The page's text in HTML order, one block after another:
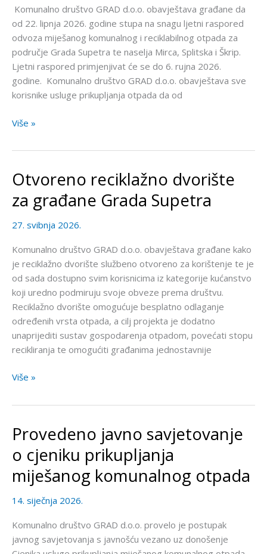
Komunalno društvo GRAD d.o.o. obavještava građane da
od 22. lipnja 2026. godine stupa na snagu ljetni raspored
odvoza miješanog komunalnog i reciklabilnog otpada za
područje Grada Supetra te naselja Mirca, Splitska i Škrip.
Ljetni raspored primjenjivat će se do 6. rujna 2026.
godine. Komunalno društvo GRAD d.o.o. obavještava sve
korisnike usluge prikupljanja otpada da od
otpada
Više »
Otvoreno reciklažno dvorište
za građane Grada Supetra
27. svibnja 2026.
Komunalno društvo GRAD d.o.o. obavještava građane kako
je reciklažno dvorište službeno otvoreno za korištenje te je
od sada dostupno svim korisnicima iz kategorije kućanstvo
koji uredno podmiruju svoje obveze prema društvu.
Reciklažno dvorište omogućuje besplatno odlaganje
određenih vrsta otpada, a cilj projekta je dodatno
unaprijediti sustav gospodarenja otpadom, povećati stopu
recikliranja te omogućiti građanima jednostavnije
Otvoreno
dvorište
Grada
Supetra
Više »
Provedeno javno savjetovanje
o cjeniku prikupljanja
miješanog komunalnog otpada
14. siječnja 2026.
Komunalno društvo GRAD d.o.o. provelo je postupak
javnog savjetovanja s javnošću vezano uz donošenje
Provedeno
javno
savjetovanje
o
cjeniku
prikupljanja
komunalnog
otpada